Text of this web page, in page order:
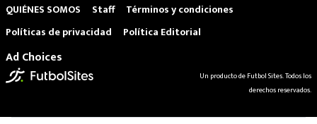
QUIÉNES SOMOS Staff
Términos y condiciones
Políticas de privacidad
Política Editorial
Ad Choices
Un producto de Futbol Sites. Todos los
derechos reservados.